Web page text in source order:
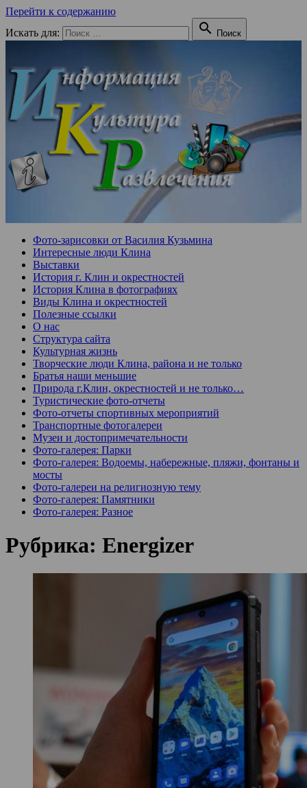
Перейти к содержанию
Искать для:
 Поиск
Фото-зарисовки от Василия Кузьмина
Интересные люди Клина
Выставки
История г. Клин и окрестностей
История Клина в фотографиях
Виды Клина и окрестностей
Полезные ссылки
О нас
Структура сайта
Культурная жизнь
Творческие люди Клина, района и не только
Братья наши меньшие
Природа г.Клин, окрестностей и не только…
Туристические фото-отчеты
Фото-отчеты спортивных мероприятий
Транспортные фотогалереи
Музеи и достопримечательности
Фото-галерея: Парки
Фото-галерея: Водоемы, набережные, пляжи, фонтаны и
мосты
Фото-галереи на религиозную тему
Фото-галерея: Памятники
Фото-галерея: Разное
Рубрика: Energizer